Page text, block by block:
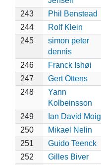
243 Phil Benstead
244
Rolf Klein
245
simon peter
dennis
246 Franck Ishøi
247
Gert Ottens
248
Yann
Kolbeinsson
249 Ian David Moig
250
Mikael Nelin
251
Guido Teenck
252
Gilles Biver